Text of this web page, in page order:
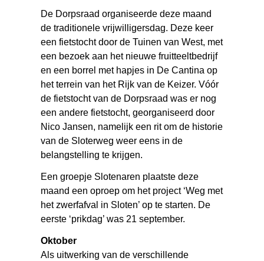
De Dorpsraad organiseerde deze maand
de traditionele vrijwilligersdag. Deze keer
een fietstocht door de Tuinen van West, met
een bezoek aan het nieuwe fruitteeltbedrijf
en een borrel met hapjes in De Cantina op
het terrein van het Rijk van de Keizer. Vóór
de fietstocht van de Dorpsraad was er nog
een andere fietstocht, georganiseerd door
Nico Jansen, namelijk een rit om de historie
van de Sloterweg weer eens in de
belangstelling te krijgen.
Een groepje Slotenaren plaatste deze
maand een oproep om het project ‘Weg met
het zwerfafval in Sloten’ op te starten. De
eerste ‘prikdag’ was 21 september.
Oktober
Als uitwerking van de verschillende